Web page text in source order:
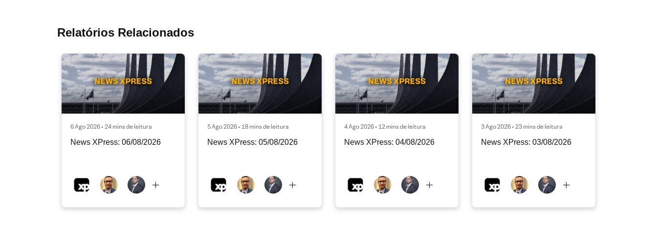
Relatórios Relacionados
6 Ago 2026 • 24 mins de leitura
News XPress: 06/08/2026
5 Ago 2026 • 18 mins de leitura
News XPress: 05/08/2026
4 Ago 2026 • 12 mins de leitura
News XPress: 04/08/2026
3 Ago 2026 • 23 mins de leitura
News XPress: 03/08/2026